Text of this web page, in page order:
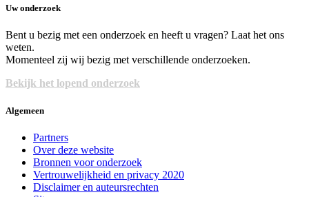
Uw onderzoek
Bent u bezig met een onderzoek en heeft u vragen? Laat het ons
weten.
Momenteel zij wij bezig met verschillende onderzoeken.
Bekijk het lopend onderzoek
Algemeen
Partners
Over deze website
Bronnen voor onderzoek
Vertrouwelijkheid en privacy 2020
Disclaimer en auteursrechten